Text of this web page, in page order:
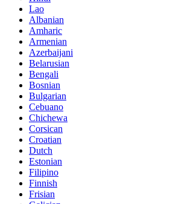
Lao
Albanian
Amharic
Armenian
Azerbaijani
Belarusian
Bengali
Bosnian
Bulgarian
Cebuano
Chichewa
Corsican
Croatian
Dutch
Estonian
Filipino
Finnish
Frisian